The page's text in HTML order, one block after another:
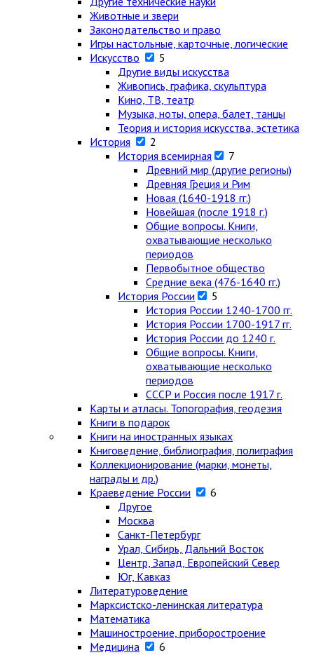
Животные и звери
Законодательство и право
Игры настольные, карточные, логические
Искусство
5
Другие виды искусства
Живопись, графика, скульптура
Кино, ТВ, театр
Музыка, ноты, опера, балет, танцы
Теория и история искусства, эстетика
История
2
История всемирная
7
Древний мир (другие регионы)
Древняя Греция и Рим
Новая (1640-1918 гг.)
Новейшая (после 1918 г.)
Общие вопросы. Книги,
охватывающие несколько
периодов
Первобытное общество
Средние века (476-1640 гг.)
История России
5
История России 1240-1700 гг.
История России 1700-1917 гг.
История России до 1240 г.
Общие вопросы. Книги,
охватывающие несколько
периодов
СССР и Россия после 1917 г.
Карты и атласы. Топогорафия, геодезия
Книги в подарок
Книги на иностранных языках
Книговедение, библиография, полиграфия
Коллекционирование (марки, монеты,
награды и др.)
Краеведение России
6
Другое
Москва
Санкт-Петербург
Урал, Сибирь, Дальний Восток
Центр, Запад, Европейский Север
Юг, Кавказ
Литературоведение
Марксистско-ленинская литература
Математика
Машиностроение, приборостроение
Медицина
6